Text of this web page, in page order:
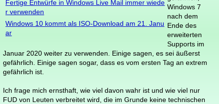
Fertige Entwürfe in Windows Live Mail immer wiede
r verwenden
Windows 10 kommt als ISO-Download am 21. Janu
ar
Windows 7
nach dem
Ende des
erweiterten
Supports im
Januar 2020 weiter zu verwenden. Einige sagen, es sei äußerst
gefährlich. Einige sagen sogar, dass es vom ersten Tag an extrem
gefährlich ist.
Ich frage mich ernsthaft, wie viel davon wahr ist und wie viel nur
FUD von Leuten verbreitet wird, die im Grunde keine technischen